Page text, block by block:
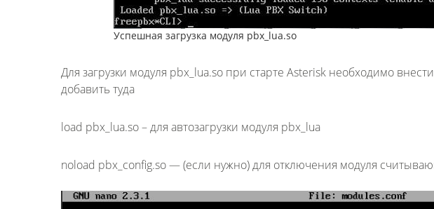
Успешная загрузка модуля pbx_lua.so
Для загрузки модуля pbx_lua.so при старте Asterisk необходимо
добавить туда
load pbx_lua.so – для автозагрузки модуля pbx_lua
noload pbx_config.so — (если нужно) для отключения модуля